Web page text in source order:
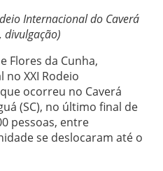
Internacional do Caverá
divulgação)
Flores da Cunha,
XXI Rodeio
ocorreu no Caverá
(SC), no último final de
pessoas, entre
se deslocaram até o